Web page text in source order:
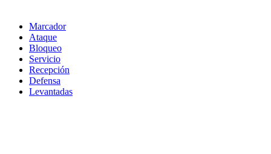
Marcador
Ataque
Bloqueo
Servicio
Recepción
Defensa
Levantadas